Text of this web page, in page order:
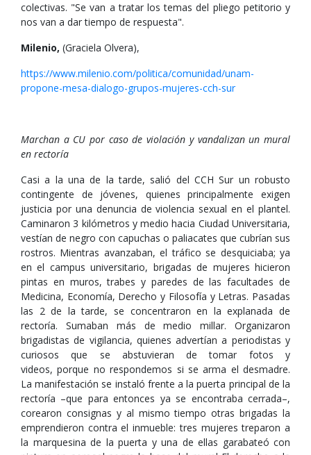
colectivas. "Se van a tratar los temas del pliego petitorio y
nos van a dar tiempo de respuesta".
Milenio, (Graciela Olvera),
https://www.milenio.com/politica/comunidad/unam-
propone-mesa-dialogo-grupos-mujeres-cch-sur
Marchan a CU por caso de violación y vandalizan un mural
en rectoría
Casi a la una de la tarde, salió del CCH Sur un robusto
contingente de jóvenes, quienes principalmente exigen
justicia por una denuncia de violencia sexual en el plantel.
Caminaron 3 kilómetros y medio hacia Ciudad Universitaria,
vestían de negro con capuchas o paliacates que cubrían sus
rostros. Mientras avanzaban, el tráfico se desquiciaba; ya
en el campus universitario, brigadas de mujeres hicieron
pintas en muros, trabes y paredes de las facultades de
Medicina, Economía, Derecho y Filosofía y Letras. Pasadas
las 2 de la tarde, se concentraron en la explanada de
rectoría. Sumaban más de medio millar. Organizaron
brigadistas de vigilancia, quienes advertían a periodistas y
curiosos que se abstuvieran de tomar fotos y
videos, porque no respondemos si se arma el desmadre.
La manifestación se instaló frente a la puerta principal de la
rectoría –que para entonces ya se encontraba cerrada–,
corearon consignas y al mismo tiempo otras brigadas la
emprendieron contra el inmueble: tres mujeres treparon a
la marquesina de la puerta y una de ellas garabateó con